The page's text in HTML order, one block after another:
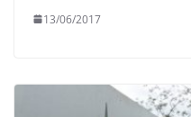
13/06/2017